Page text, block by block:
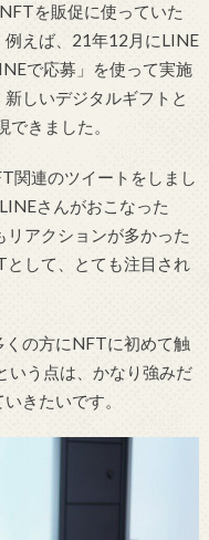
を販促に使っていた
例えば、21年12月にLINE
で応募」を使って実施
しいデジタルギフトと
きました。
関連のツイートをしまし
さんがおこなった
アクションが多かった
して、とても注目され
くの方にNFTに初めて触
いう点は、かなり強みだ
きたいです。